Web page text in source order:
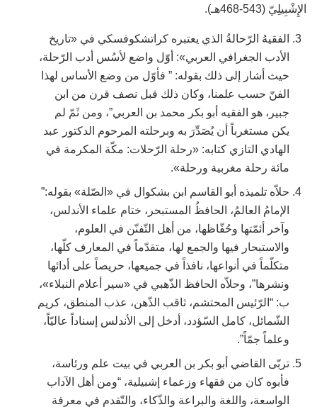
الإِشْبِيلِيّ (543-468هـ).
الفقيهُ الرّحالةُ الذي يعتبره كراتشكوفسكي في «تاريخ
الأدب الجغرافي العربي»: أوّل واضع لأسُس أدب الرّحلة،
حيث أشار إلى ذلك بقوله: ” فأوّل من وضع الأساس لهذا
الفنّ حسب علمنا، وكان ذلك قبل نصف قرن من ابن
جبير، هو الفقيه أبو بكر محمد بن العربي”، ومن ثَمّ لم
يكن مستغرباً أن يُصَدِّرَ به وبرحلته المرحوم الدكتور عبد
الهادي التازي كتابه: «رحلة الرّحلات: مكّة المكرمة في
مائة رحلة مغربية ورحلة».
حلاّه تلميذه أبو القاسم ابن بشكوال في «الصّلة» بقوله:”
الإمامُ العالمُ، الحافظُ المستبحر، ختام علماء الأندلس،
وآخر أئمّتها وحُفّاظها، من أهل التّفنّن في العلوم،
والاستبحار فيها والجمع لها، متقدّماً في المعارف كلّها،
متكلّماً في أنواعها، نافذاً في جميعها، حريصاً على أدائها
ونشرها”، وحلاّه الحافظ الذّهبي في «سير أعلام النبلاء»،
ب: “الرّئيس المحتشم، ثاقب الذّهن، عذب المنطق، كريم
الشّمائل، كامل السّؤدد، أدخل إلى الأندلس إسناداً عاليّاً،
وعلماً جمّاً”.
تربّى القاضي أبو بكر بن العربي في بيت علم ورئاسة،
فأبوه كان من فقهاء وزعماء إشبيلية، “ومن أهل الآداب
الواسعة، واللغة والبراعة والذّكاء، والتّقدم في معرفة